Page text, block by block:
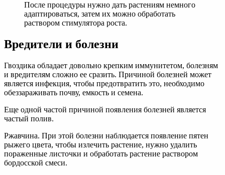
После процедуры нужно дать растениям немного
адаптироваться, затем их можно обработать
раствором стимулятора роста.
Вредители и болезни
Гвоздика обладает довольно крепким иммунитетом, болезням
и вредителям сложно ее сразить. Причиной болезней может
является инфекция, чтобы предотвратить это, необходимо
обеззараживать почву, емкость и семена.
Еще одной частой причиной появления болезней является
частый полив.
Ржавчина. При этой болезни наблюдается появление пятен
рыжего цвета, чтобы излечить растение, нужно удалить
пораженные листочки и обработать растение раствором
бордосской смеси.